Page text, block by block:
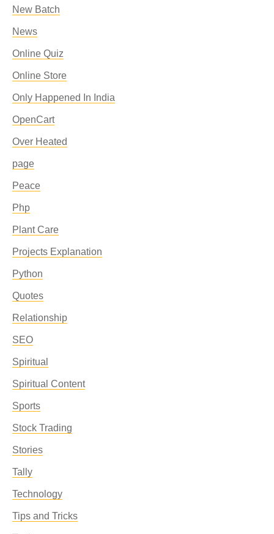
New Batch
News
Online Quiz
Online Store
Only Happened In India
OpenCart
Over Heated
page
Peace
Php
Plant Care
Projects Explanation
Python
Quotes
Relationship
SEO
Spiritual
Spiritual Content
Sports
Stock Trading
Stories
Tally
Technology
Tips and Tricks